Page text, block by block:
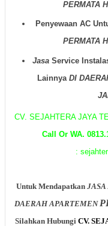
PERMATA
Penyewaan AC
PERMATA
Jasa Service
Lainnya DI
CV. SEJAHTERA JAYA
Call Or WA.
:
Untuk Mendapatkan JASA
DAERAH APARTEMEN
Silahkan Hubungi CV.